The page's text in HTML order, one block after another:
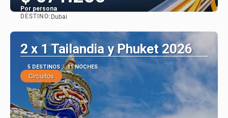
Por persona
DESTINO: Dubai
2 x 1 Tailandia y Phuket 2026
5 DESTINOS 11 NOCHES
Circuitos